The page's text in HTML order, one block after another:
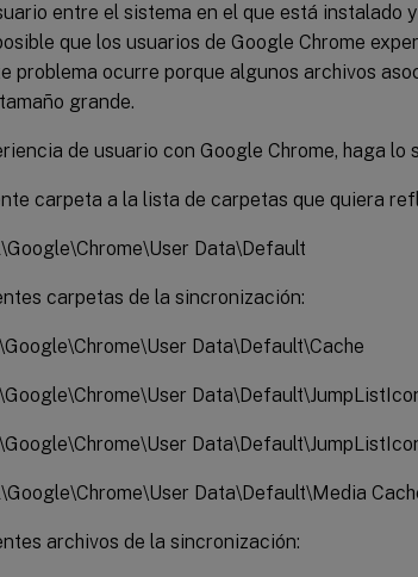
entre el sistema en el que está instalado
que los usuarios de Google Chrome
problema ocurre porque algunos archivos
grande.
de usuario con Google Chrome, haga lo
carpeta a la lista de carpetas que quiera
Data\Default
carpetas de la sincronización:
Data\Default\Cache
Data\Default\Media
archivos de la sincronización: